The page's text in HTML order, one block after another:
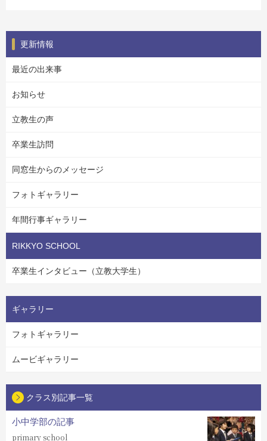
更新情報
最近の出来事
お知らせ
立教生の声
卒業生訪問
同窓生からのメッセージ
フォトギャラリー
年間行事ギャラリー
RIKKYO SCHOOL
卒業生インタビュー（立教大学生）
ギャラリー
フォトギャラリー
ムービギャラリー
クラス別記事一覧
小中学部の記事
primary school